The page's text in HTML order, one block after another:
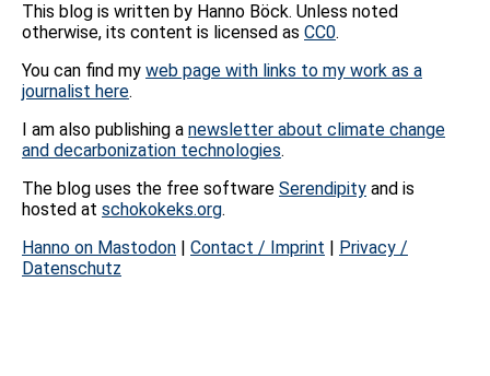
This blog is written by Hanno Böck. Unless noted
otherwise, its content is licensed as CC0.
You can find my web page with links to my work as a
journalist here.
I am also publishing a newsletter about climate change
and decarbonization technologies.
The blog uses the free software Serendipity and is
hosted at schokokeks.org.
Hanno on Mastodon | Contact / Imprint | Privacy /
Datenschutz